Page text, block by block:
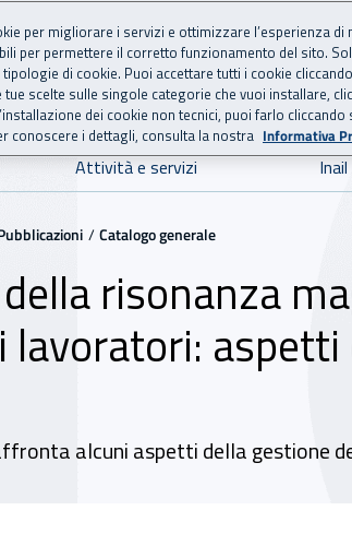
Nazionale
principale
Attività e servizi
in: Catalogo generale
risonanza
alcuni aspetti della gestione
per migliorare i servizi e ottimizzare l’esperienza di
per permettere il corretto funzionamento del sito.
di cookie. Puoi accettare tutti i cookie cliccando
scelte sulle singole categorie che vuoi installare,
dei cookie non tecnici, puoi farlo cliccando
conoscere i dettagli, consulta la nostra Informativa